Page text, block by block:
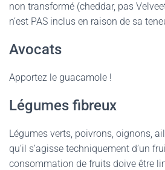
non transformé (cheddar, pas
n’est PAS inclus en raison de sa
Avocats
Apportez le guacamole !
Légumes fibreux
Légumes verts, poivrons, oignons,
qu’il s’agisse techniquement d’un
consommation de fruits doive être